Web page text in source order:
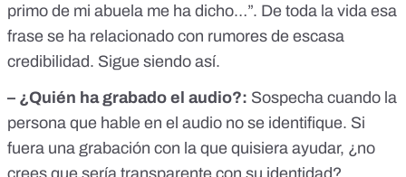
primo de mi abuela me ha dicho…”. De toda la vida esa
frase se ha relacionado con rumores de escasa
credibilidad. Sigue siendo así.
– ¿Quién ha grabado el audio?: Sospecha cuando la
persona que hable en el audio no se identifique. Si
fuera una grabación con la que quisiera ayudar, ¿no
crees que sería transparente con su identidad?